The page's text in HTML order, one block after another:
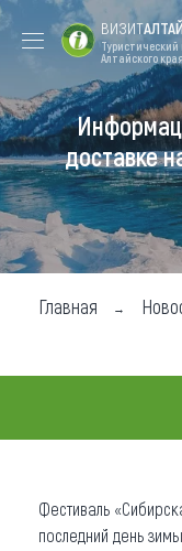
Форум VISIT
ALTAI
Туры
Где побывать
Чем заняться
Карта
Что привезти
ВИЗИТ
Туристический
Алтайского края
доставке
Главная
Фестиваль
последний день зимы.